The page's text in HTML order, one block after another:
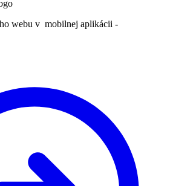
webu v mobilnej aplikácii -